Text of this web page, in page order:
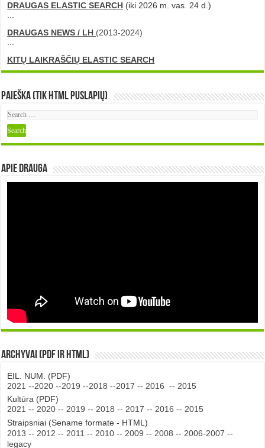
DRAUGAS ELASTIC SEARCH (iki 2026 m. vas. 24 d.)
...
DRAUGAS NEWS / LH (2013-2024)
...
KITŲ LAIKRAŠČIŲ ELASTIC SEARCH
Paieška (tik HTML puslapių)
Apie DRAUGA
Archyvai (PDF ir HTML)
EIL. NUM. (PDF)
2021 --2020 --2019 --2018 --2017 -- 2016 -- 2015
Kultūra (PDF)
2021 -- 2020 -- 2019 -- 2018 -- 2017 -- 2016 -- 2015
Straipsniai (Sename formate - HTML)
2013 -- 2012 -- 2011 -- 2010 -- 2009 -- 2008 -- 2006-2007 --
legacy